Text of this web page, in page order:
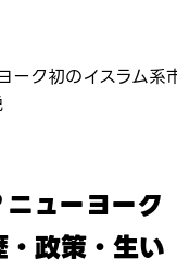
ーク初のイスラム系
ューヨーク
政策・生い